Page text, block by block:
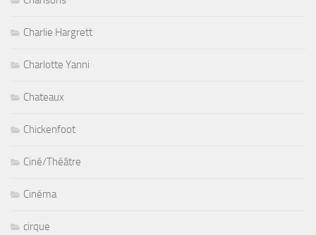
Charlie Hargrett
Charlotte Yanni
Chateaux
Chickenfoot
Ciné/Théâtre
Cinéma
cirque